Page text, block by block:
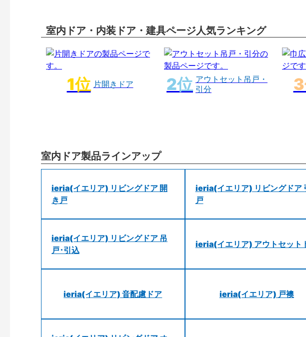
室内ドア・内装ドア・建具ページ人気ランキング
片開きドア
アウトセット吊戸・
引分
室内ドア製品ラインアップ
ieria(イエリア) リビングドア 開
き戸
ieria(イエリア) リビングドア
戸
ieria(イエリア) リビングドア 吊
戸･引込
ieria(イエリア) アウトセット
ieria(イエリア) 音配慮ドア ieria(イエリア) 戸襖